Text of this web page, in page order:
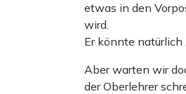
etwas in den
wird.
Er könnte natürlich
Aber warten wir
der Oberlehrer